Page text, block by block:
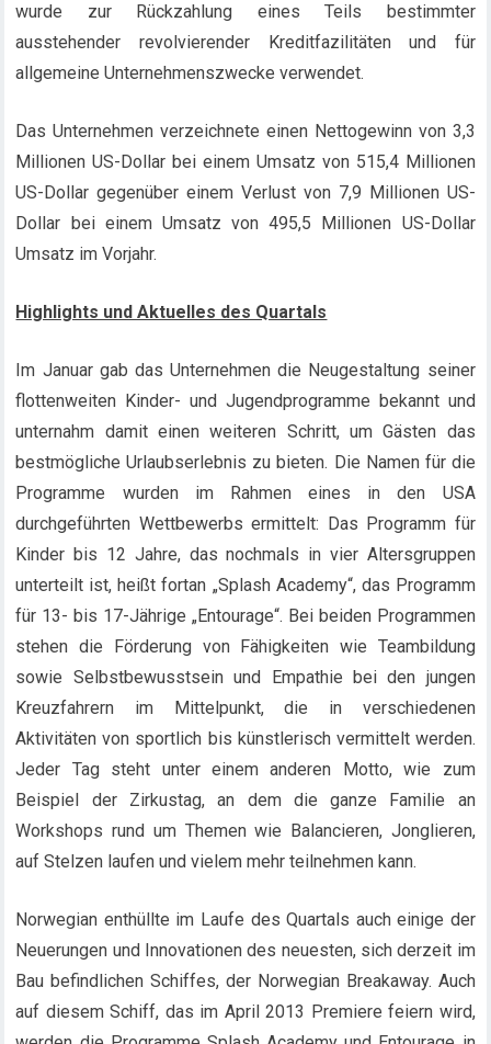
wurde zur Rückzahlung eines Teils bestimmter
ausstehender revolvierender Kreditfazilitäten und für
allgemeine Unternehmenszwecke verwendet.
Das Unternehmen verzeichnete einen Nettogewinn von 3,3
Millionen US-Dollar bei einem Umsatz von 515,4 Millionen
US-Dollar gegenüber einem Verlust von 7,9 Millionen US-
Dollar bei einem Umsatz von 495,5 Millionen US-Dollar
Umsatz im Vorjahr.
Highlights und Aktuelles des Quartals
Im Januar gab das Unternehmen die Neugestaltung seiner
flottenweiten Kinder- und Jugendprogramme bekannt und
unternahm damit einen weiteren Schritt, um Gästen das
bestmögliche Urlaubserlebnis zu bieten. Die Namen für die
Programme wurden im Rahmen eines in den USA
durchgeführten Wettbewerbs ermittelt: Das Programm für
Kinder bis 12 Jahre, das nochmals in vier Altersgruppen
unterteilt ist, heißt fortan „Splash Academy“, das Programm
für 13- bis 17-Jährige „Entourage“. Bei beiden Programmen
stehen die Förderung von Fähigkeiten wie Teambildung
sowie Selbstbewusstsein und Empathie bei den jungen
Kreuzfahrern im Mittelpunkt, die in verschiedenen
Aktivitäten von sportlich bis künstlerisch vermittelt werden.
Jeder Tag steht unter einem anderen Motto, wie zum
Beispiel der Zirkustag, an dem die ganze Familie an
Workshops rund um Themen wie Balancieren, Jonglieren,
auf Stelzen laufen und vielem mehr teilnehmen kann.
Norwegian enthüllte im Laufe des Quartals auch einige der
Neuerungen und Innovationen des neuesten, sich derzeit im
Bau befindlichen Schiffes, der Norwegian Breakaway. Auch
auf diesem Schiff, das im April 2013 Premiere feiern wird,